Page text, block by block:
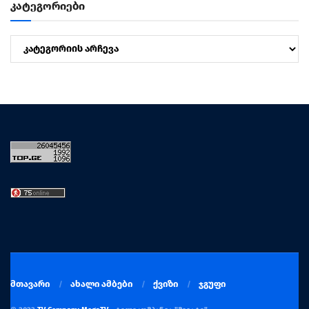
კატეგორიები
კატეგორიები
მთავარი ახალი ამბები ქვიზი ჯგუფი